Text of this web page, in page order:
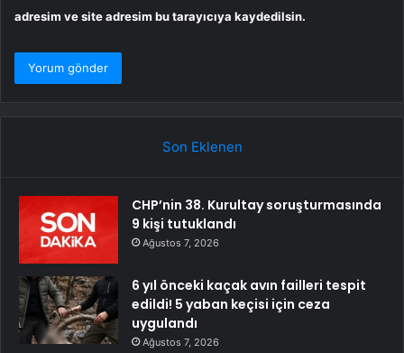
adresim ve site adresim bu tarayıcıya kaydedilsin.
Son Eklenen
CHP’nin 38. Kurultay soruşturmasında
9 kişi tutuklandı
Ağustos 7, 2026
6 yıl önceki kaçak avın failleri tespit
edildi! 5 yaban keçisi için ceza
uygulandı
Ağustos 7, 2026